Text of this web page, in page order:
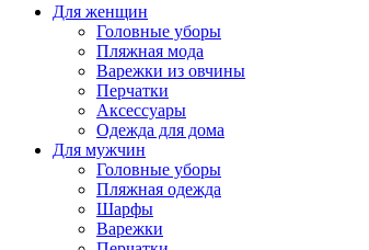
Для женщин
Головные уборы
Пляжная мода
Варежки из овчины
Перчатки
Аксессуары
Одежда для дома
Для мужчин
Головные уборы
Пляжная одежда
Шарфы
Варежки